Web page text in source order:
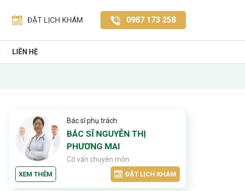
ĐẶT LỊCH KHÁM 0987 173 258
LIÊN HỆ
Bác sĩ phụ trách
BÁC SĨ NGUYỄN THỊ
PHƯƠNG MAI
Cố vấn chuyên môn
XEM THÊM ĐẶT LỊCH KHÁM